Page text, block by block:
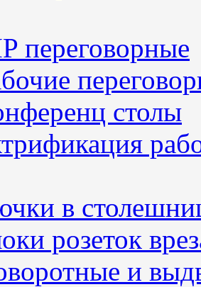
переговорные
столы
в
розеток
и